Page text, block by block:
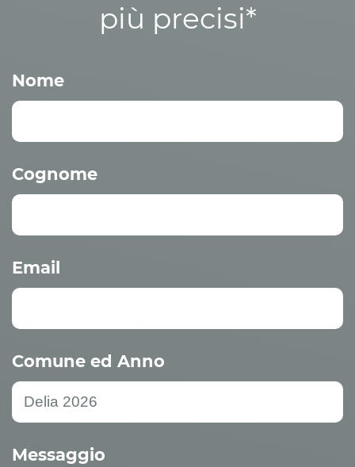
più precisi*
Nome
Cognome
Email
Comune ed Anno
Messaggio